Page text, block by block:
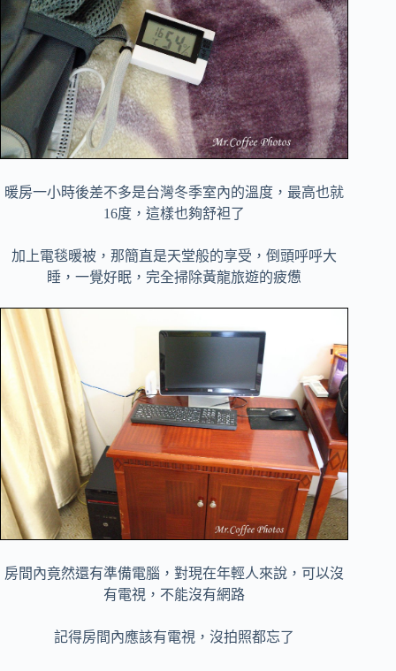
暖房一小時後差不多是台灣冬季室內的溫度，最高也就
16度，這樣也夠舒袒了
加上電毯暖被，那簡直是天堂般的享受，倒頭呼呼大
睡，一覺好眠，完全掃除黃龍旅遊的疲憊
房間內竟然還有準備電腦，對現在年輕人來說，可以沒
有電視，不能沒有網路
記得房間內應該有電視，沒拍照都忘了